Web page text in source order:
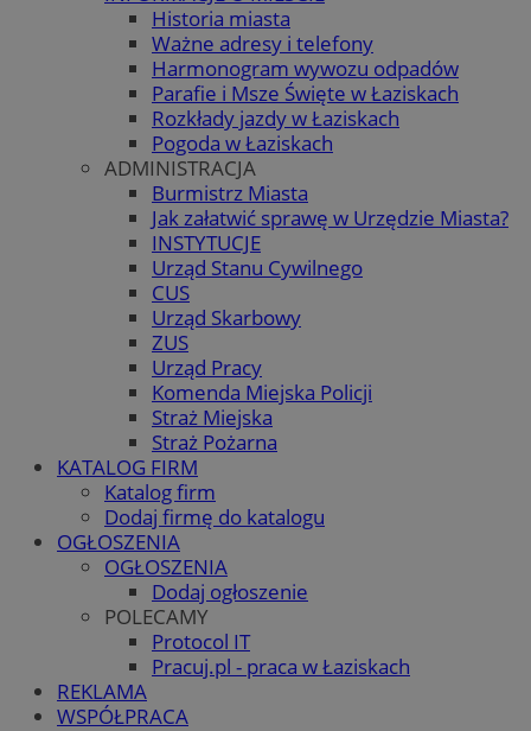
Historia miasta
Ważne adresy i telefony
Harmonogram wywozu odpadów
Parafie i Msze Święte w Łaziskach
Rozkłady jazdy w Łaziskach
Pogoda w Łaziskach
ADMINISTRACJA
Burmistrz Miasta
Jak załatwić sprawę w Urzędzie Miasta?
INSTYTUCJE
Urząd Stanu Cywilnego
CUS
Urząd Skarbowy
ZUS
Urząd Pracy
Komenda Miejska Policji
Straż Miejska
Straż Pożarna
KATALOG FIRM
Katalog firm
Dodaj firmę do katalogu
OGŁOSZENIA
OGŁOSZENIA
Dodaj ogłoszenie
POLECAMY
Protocol IT
Pracuj.pl - praca w Łaziskach
REKLAMA
WSPÓŁPRACA